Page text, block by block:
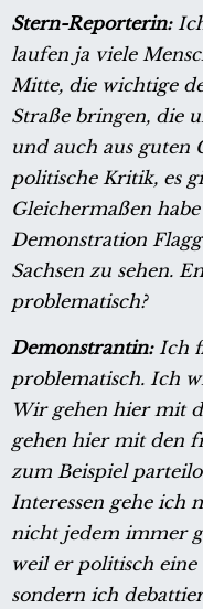
Stern-Reporterin:
laufen ja viele
Mitte, die wichtige
Straße bringen, die
und auch aus guten
politische Kritik, es
Gleichermaßen
Demonstration
Sachsen zu sehen.
problematisch?
Demonstrantin: Ich
problematisch. Ich
Wir gehen hier mit
gehen hier mit den
zum Beispiel
Interessen gehe ich
nicht jedem immer
weil er politisch
sondern ich